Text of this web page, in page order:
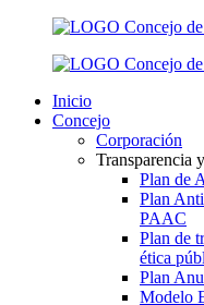
Inicio
Concejo
Corporación
Transparencia
Plan de
Plan
PAAC
Plan de
ética
Plan
Modelo